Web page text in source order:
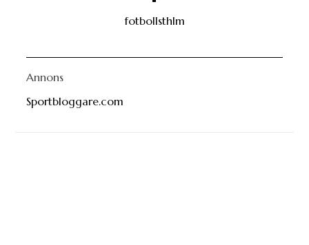
fotbollsthlm
Annons
Sportbloggare.com